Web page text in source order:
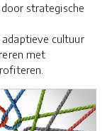
strategische
adaptieve cultuur
met